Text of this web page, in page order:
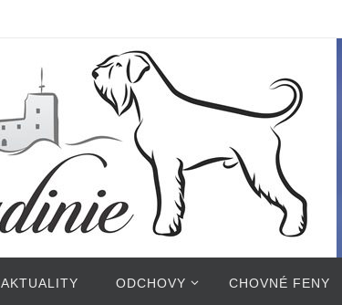
AKTUALITY ODCHOVY CHOVNÉ FENY